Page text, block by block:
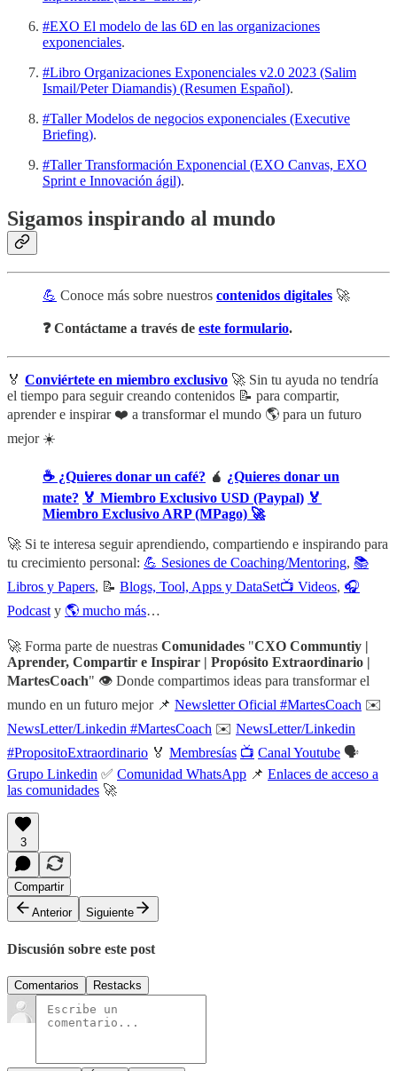
#EXO El modelo de las 6D en las organizaciones
exponenciales.
#Libro Organizaciones Exponenciales v2.0 2023 (Salim
Ismail/Peter Diamandis) (Resumen Español).
#Taller Modelos de negocios exponenciales (Executive
Briefing).
#Taller Transformación Exponencial (EXO Canvas, EXO
Sprint e Innovación ágil).
Sigamos inspirando al mundo
💪 Conoce más sobre nuestros contenidos digitales 🚀
❓ Contáctame a través de este formulario.
🏅 Conviértete en miembro exclusivo 🚀 Sin tu ayuda no tendría
el tiempo para seguir creando contenidos 📝 para compartir,
aprender e inspirar ❤️ a transformar el mundo 🌎 para un futuro
mejor ☀️
☕ ¿Quieres donar un café? 🧉 ¿Quieres donar un
mate? 🏅 Miembro Exclusivo USD (Paypal) 🏅
Miembro Exclusivo ARP (MPago) 🚀
🚀 Si te interesa seguir aprendiendo, compartiendo e inspirando para
tu crecimiento personal: 💪 Sesiones de Coaching/Mentoring, 📚
Libros y Papers, 📝 Blogs, Tool, Apps y DataSet📺 Videos, 🎧
Podcasty 🌎 mucho más…
🚀 Forma parte de nuestras Comunidades "CXO Communtiy |
Aprender, Compartir e Inspirar | Propósito Extraordinario |
MartesCoach" 👁️ Donde compartimos ideas para transformar el
mundo en un futuro mejor 📌 Newsletter Oficial #MartesCoach ✉️
NewsLetter/Linkedin #MartesCoach ✉️ NewsLetter/Linkedin
#PropositoExtraordinario 🏅 Membresías 📺 Canal Youtube 🗣️
Grupo Linkedin ✅ Comunidad WhatsApp 📌 Enlaces de acceso a
las comunidades 🚀
3
Compartir
Anterior
Siguiente
Discusión sobre este post
Comentarios Restacks